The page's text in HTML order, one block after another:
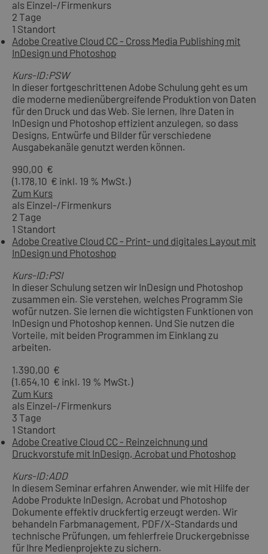
als Einzel-/Firmenkurs
2 Tage
1 Standort
Adobe Creative Cloud CC - Cross Media Publishing mit
InDesign und Photoshop
Kurs-ID:PSW
In dieser fortgeschrittenen Adobe Schulung geht es um
die moderne medienübergreifende Produktion von Daten
für den Druck und das Web. Sie lernen, Ihre Daten in
InDesign und Photoshop effizient anzulegen, so dass
Designs, Entwürfe und Bilder für verschiedene
Ausgabekanäle genutzt werden können.
990,00 €
(1.178,10 € inkl. 19 % MwSt.)
Zum Kurs
als Einzel-/Firmenkurs
2 Tage
1 Standort
Adobe Creative Cloud CC - Print- und digitales Layout mit
InDesign und Photoshop
Kurs-ID:PSI
In dieser Schulung setzen wir InDesign und Photoshop
zusammen ein. Sie verstehen, welches Programm Sie
wofür nutzen. Sie lernen die wichtigsten Funktionen von
InDesign und Photoshop kennen. Und Sie nutzen die
Vorteile, mit beiden Programmen im Einklang zu
arbeiten.
1.390,00 €
(1.654,10 € inkl. 19 % MwSt.)
Zum Kurs
als Einzel-/Firmenkurs
3 Tage
1 Standort
Adobe Creative Cloud CC - Reinzeichnung und
Druckvorstufe mit InDesign, Acrobat und Photoshop
Kurs-ID:ADD
In diesem Seminar erfahren Anwender, wie mit Hilfe der
Adobe Produkte InDesign, Acrobat und Photoshop
Dokumente effektiv druckfertig erzeugt werden. Wir
behandeln Farbmanagement, PDF/X-Standards und
technische Prüfungen, um fehlerfreie Druckergebnisse
für Ihre Medienprojekte zu sichern.